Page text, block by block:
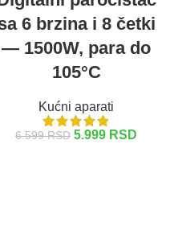
6 brzina i 8 četki
— 1500W, para do
105°C
Kućni aparati
6.599RSD 5.999 RSD